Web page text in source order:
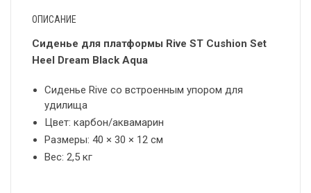
ОПИСАНИЕ
Сиденье для платформы Rive ST Cushion Set
Heel Dream Black Aqua
Сиденье Rive со встроенным упором для
удилища
Цвет: карбон/аквамарин
Размеры: 40 × 30 × 12 см
Вес: 2,5 кг